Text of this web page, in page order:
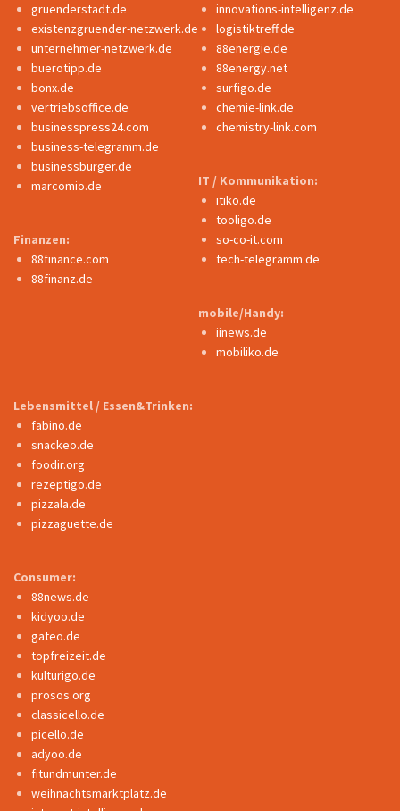
gruenderstadt.de
existenzgruender-netzwerk.de
unternehmer-netzwerk.de
buerotipp.de
bonx.de
vertriebsoffice.de
businesspress24.com
business-telegramm.de
businessburger.de
marcomio.de
Finanzen:
88finance.com
88finanz.de
innovations-intelligenz.de
logistiktreff.de
88energie.de
88energy.net
surfigo.de
chemie-link.de
chemistry-link.com
IT / Kommunikation:
itiko.de
tooligo.de
so-co-it.com
tech-telegramm.de
mobile/Handy:
iinews.de
mobiliko.de
Lebensmittel / Essen&Trinken:
fabino.de
snackeo.de
foodir.org
rezeptigo.de
pizzala.de
pizzaguette.de
Consumer:
88news.de
kidyoo.de
gateo.de
topfreizeit.de
kulturigo.de
prosos.org
classicello.de
picello.de
adyoo.de
fitundmunter.de
weihnachtsmarktplatz.de